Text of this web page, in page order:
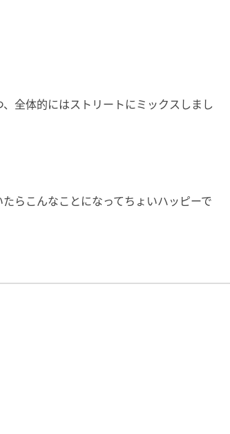
全体的にはストリートにミックスしまし
らこんなことになってちょいハッピーで